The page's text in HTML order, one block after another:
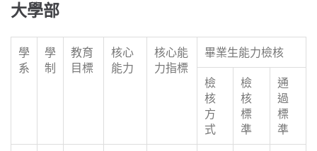
大學部
學
系
學
制
教育
目標
核心
能力
核心能
力指標
畢業生能力檢核
檢
核
方
式
檢
核
標
準
通
過
標
準